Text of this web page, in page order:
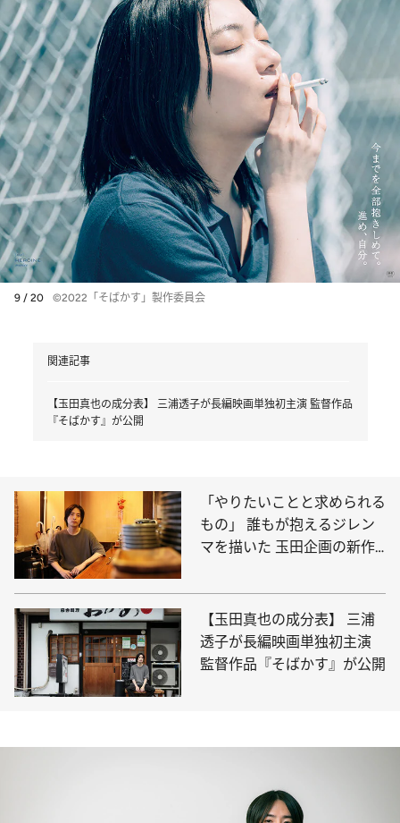
9 / 20 ©2022「そばかす」製作委員会
関連記事
【玉田真也の成分表】 三浦透子が長編映画単独初主演 監督作品
『そばかす』が公開
「やりたいことと求められる
もの」 誰もが抱えるジレン
マを描いた 玉田企画の新作
【玉田真也の成分表】 三浦
透子が長編映画単独初主演
監督作品『そばかす』が公開